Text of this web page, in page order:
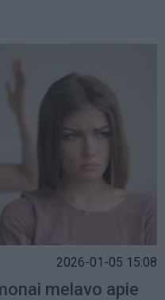
2026-01-05 15:08
melavo apie